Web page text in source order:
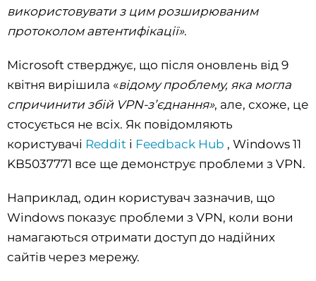
використовувати з цим розширюваним
протоколом автентифікації».
Microsoft стверджує, що після оновлень від 9
квітня вирішила «відому проблему, яка могла
спричинити збій VPN-з’єднання», але, схоже, це
стосується не всіх. Як повідомляють
користувачі Reddit і Feedback Hub , Windows 11
KB5037771 все ще демонструє проблеми з VPN.
Наприклад, один користувач зазначив, що
Windows показує проблеми з VPN, коли вони
намагаються отримати доступ до надійних
сайтів через мережу.